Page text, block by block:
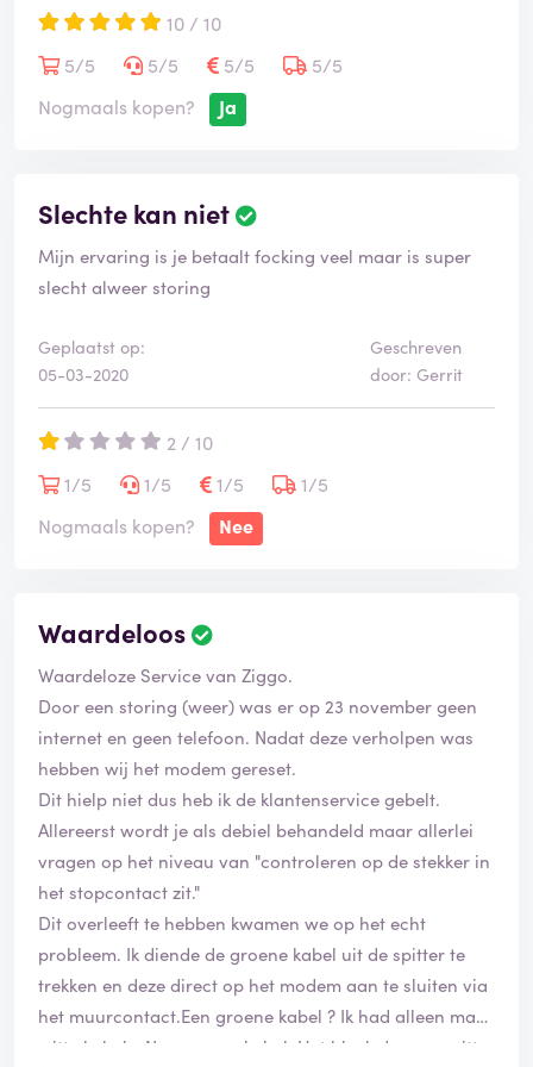
10 / 10
5/5
5/5 5/5
5/5
Nogmaals kopen?
Ja
Slechte kan niet
Mijn ervaring is je betaalt focking veel maar is super
slecht alweer storing
Geplaatst op:
05-03-2020
Geschreven
door: Gerrit
2 / 10
1/5
1/5 1/5
1/5
Nogmaals kopen?
Nee
Waardeloos
Waardeloze Service van Ziggo.
Door een storing (weer) was er op 23 november geen
internet en geen telefoon. Nadat deze verholpen was
hebben wij het modem gereset.
Dit hielp niet dus heb ik de klantenservice gebelt.
Allereerst wordt je als debiel behandeld maar allerlei
vragen op het niveau van "controleren op de stekker in
het stopcontact zit."
Dit overleeft te hebben kwamen we op het echt
probleem. Ik diende de groene kabel uit de spitter te
trekken en deze direct op het modem aan te sluiten via
het muurcontact.Een groene kabel ? Ik had alleen maar
witte kabels. Nee groene kabel. Het bleek dus een witte